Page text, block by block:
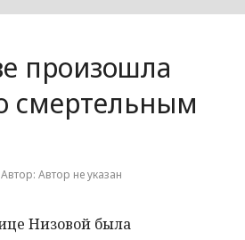
события
произошла
смертельным
Автор не указан
Низовой была